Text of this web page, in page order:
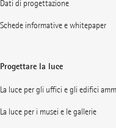
Dati di progettazione
Schede informative e whitepaper
Progettare la luce
La luce per gli uffici e gli edifici
La luce per i musei e le gallerie